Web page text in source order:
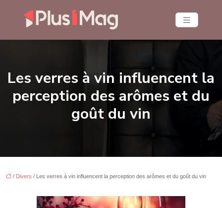
Les verres à vin influencent la
perception des arômes et du
goût du vin
/ Divers / Les verres à vin influencent la perception des arômes et du goût du vin